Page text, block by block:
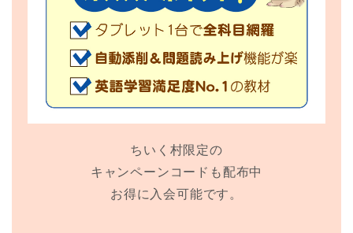
ちいく村限定の
キャンペーンコードも配布中
お得に入会可能です。